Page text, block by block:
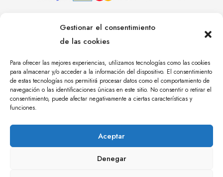
Gestionar el consentimiento
de las cookies
Para ofrecer las mejores experiencias, utilizamos tecnologías como las cookies
para almacenar y/o acceder a la información del dispositivo. El consentimiento
de estas tecnologías nos permitirá procesar datos como el comportamiento de
navegación o las identificaciones únicas en este sitio. No consentir o retirar el
consentimiento, puede afectar negativamente a ciertas características y
funciones.
Aceptar
Denegar
RESERVADOS. AGENCIA DE COMUNICACIÓN
ÁNGULO TRES.